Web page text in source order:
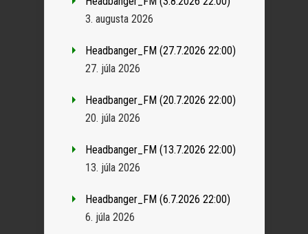
3. augusta 2026
Headbanger_FM (27.7.2026 22:00)
27. júla 2026
Headbanger_FM (20.7.2026 22:00)
20. júla 2026
Headbanger_FM (13.7.2026 22:00)
13. júla 2026
Headbanger_FM (6.7.2026 22:00)
6. júla 2026